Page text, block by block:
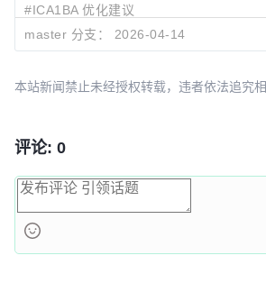
#ICA1BA 优化建议
最近提交:
c26f9252
fix:#IIPT6ZK8s Secret 的
master 分支： 2026-04-14
本站新闻禁止未经授权转载，违者依法追究
评论: 0